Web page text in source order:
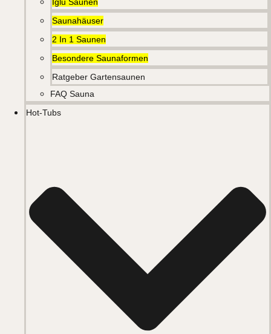
Saunahäuser
2 In 1 Saunen
Besondere Saunaformen
Ratgeber Gartensaunen
FAQ Sauna
Hot-Tubs